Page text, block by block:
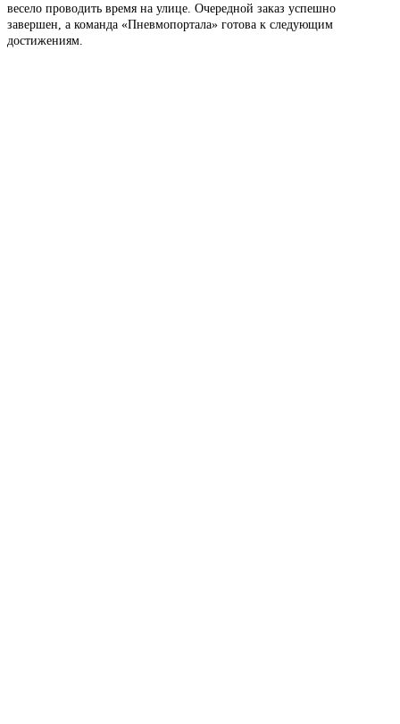
весело проводить время на улице. Очередной заказ успешно
завершен, а команда «Пневмопортала» готова к следующим
достижениям.